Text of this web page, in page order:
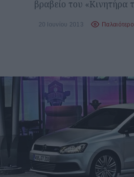
βραβείο του «Κινητήρα
20 Ιουνίου 2013